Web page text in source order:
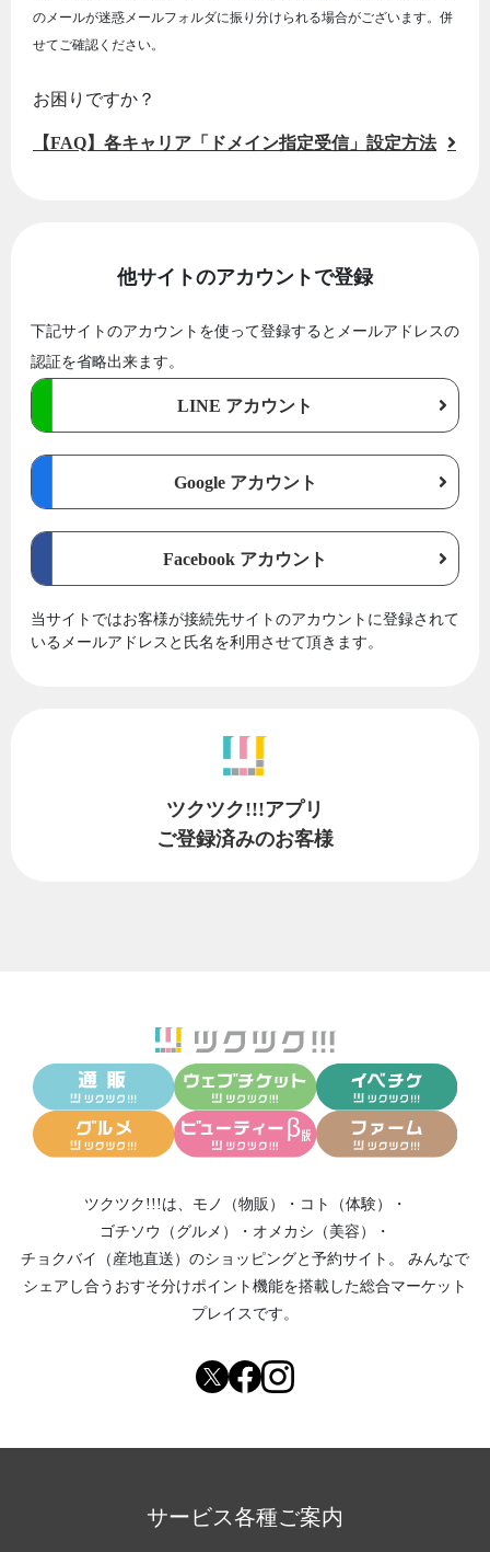
のメールが迷惑メールフォルダに振り分けられる場合がございます。併
せてご確認ください。
お困りですか？
【FAQ】各キャリア「ドメイン指定受信」設定方法
他サイトのアカウントで登録
下記サイトのアカウントを使って登録するとメールアドレスの
認証を省略出来ます。
LINE アカウント
Google アカウント
Facebook アカウント
当サイトではお客様が接続先サイトのアカウントに登録されて
いるメールアドレスと氏名を利用させて頂きます。
ツクツク!!!アプリ
ご登録済みのお客様
ツクツク!!!は、 モノ（物販） ・ コト（体験）
・
ゴチソウ（グルメ）
・ オメカシ（美容）
・
チョクバイ（産地直送） のショッピングと予約サイト。
みんなで
シェアし合う おすそ分けポイント機能を搭載した総合マーケット
プレイスです。
サービス各種ご案内